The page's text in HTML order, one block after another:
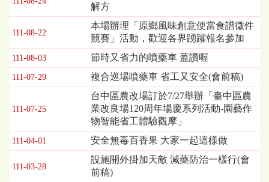
動
訊
息
表，
欄
位
序
發
布
日
期、
解方
111-08-22
本場辦理「原鄉風味創意便當食譜徵件
競賽」活動，歡迎各界踴躍報名參加
111-08-03 節時又省力的噴藥車 蓋讚喔
111-07-29 複合巡場噴藥車 省工又安全(會前稿)
111-07-25
台中區農改場訂於7/27舉辦「臺中區農
業改良場120周年場慶系列活動-園藝作
物智能省工體驗觀摩」
111-04-01 安全無毒百香果 大家一起這樣做
111-03-28
設施開外掛加天敵 減藥防治一樣行(會
前稿)